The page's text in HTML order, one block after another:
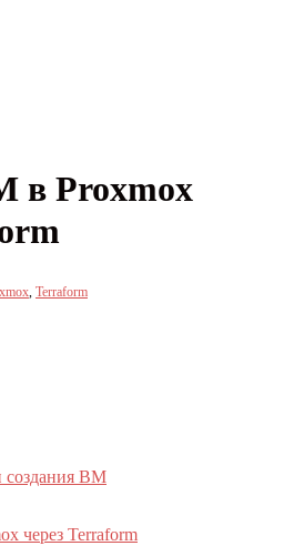
в Proxmox
, Terraform
создания ВМ
через Terraform